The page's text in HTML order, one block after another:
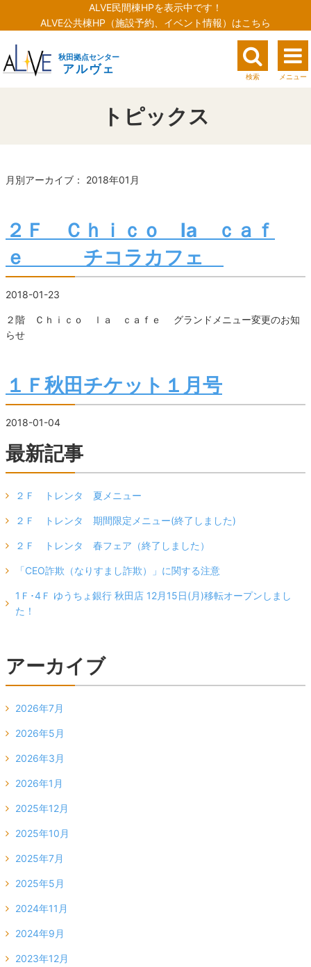
ALVE民間棟HPを表示中です！
ALVE公共棟HP（施設予約、イベント情報）はこちら
秋田拠点センター
アルヴェ
検索 メニュー
トピックス
月別アーカイブ： 2018年01月
２Ｆ Ｃｈｉｃｏ la ｃａｆ
ｅ チコラカフェ
2018-01-23
２階 Ｃｈｉｃｏ ｌａ ｃａｆｅ グランドメニュー変更のお知
らせ
１Ｆ秋田チケット１月号
2018-01-04
最新記事
２Ｆ トレンタ 夏メニュー
２Ｆ トレンタ 期間限定メニュー(終了しました)
２Ｆ トレンタ 春フェア（終了しました）
「CEO詐欺（なりすまし詐欺）」に関する注意
1Ｆ･4Ｆ ゆうちょ銀行 秋田店 12月15日(月)移転オープンしまし
た！
アーカイブ
2026年7月
2026年5月
2026年3月
2026年1月
2025年12月
2025年10月
2025年7月
2025年5月
2024年11月
2024年9月
2023年12月